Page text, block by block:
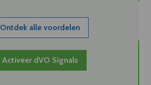
Ontdek alle voordelen
Activeer dVO Signals